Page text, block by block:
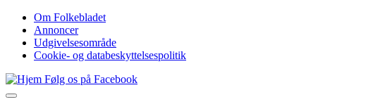
hovedindhold
Top
navigation
Om Folkebladet
Annoncer
Udgivelsesområde
Cookie- og databeskyttelsespolitik
Følg os på Facebook